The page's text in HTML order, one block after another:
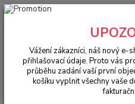
+420 602 330 329
Vážení zákazníci, náš nový e-
přihlašovací údaje. Proto vás
průběhu zadání vaší první
košíku vyplnit všechny vaše